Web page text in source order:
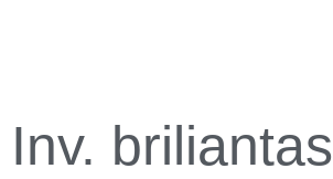
Inv. briliantas